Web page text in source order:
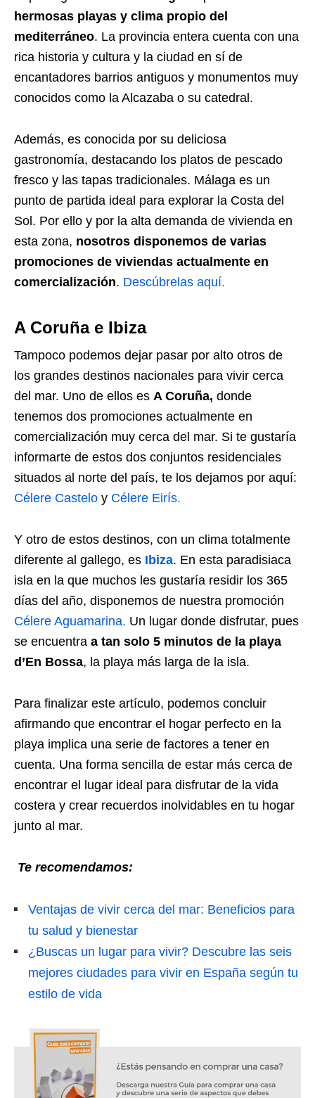
hermosas playas y clima propio del
mediterráneo. La provincia entera cuenta con una
rica historia y cultura y la ciudad en sí de
encantadores barrios antiguos y monumentos muy
conocidos como la Alcazaba o su catedral.
Además, es conocida por su deliciosa
gastronomía, destacando los platos de pescado
fresco y las tapas tradicionales. Málaga es un
punto de partida ideal para explorar la Costa del
Sol. Por ello y por la alta demanda de vivienda en
esta zona, nosotros disponemos de varias
promociones de viviendas actualmente en
comercialización. Descúbrelas aquí.
A Coruña e Ibiza
Tampoco podemos dejar pasar por alto otros de
los grandes destinos nacionales para vivir cerca
del mar. Uno de ellos es A Coruña, donde
tenemos dos promociones actualmente en
comercialización muy cerca del mar. Si te gustaría
informarte de estos dos conjuntos residenciales
situados al norte del país, te los dejamos por aquí:
Célere Castelo y Célere Eirís.
Y otro de estos destinos, con un clima totalmente
diferente al gallego, es Ibiza. En esta paradisiaca
isla en la que muchos les gustaría residir los 365
días del año, disponemos de nuestra promoción
Célere Aguamarina. Un lugar donde disfrutar, pues
se encuentra a tan solo 5 minutos de la playa
d’En Bossa, la playa más larga de la isla.
Para finalizar este artículo, podemos concluir
afirmando que encontrar el hogar perfecto en la
playa implica una serie de factores a tener en
cuenta. Una forma sencilla de estar más cerca de
encontrar el lugar ideal para disfrutar de la vida
costera y crear recuerdos inolvidables en tu hogar
junto al mar.
Te recomendamos:
Ventajas de vivir cerca del mar: Beneficios para
tu salud y bienestar
¿Buscas un lugar para vivir? Descubre las seis
mejores ciudades para vivir en España según tu
estilo de vida